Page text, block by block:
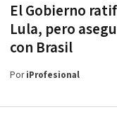
El Gobierno
Lula, pero
con Brasil
PoriProfesional